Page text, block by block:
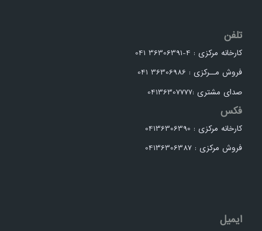
تلفن
کارخانه مرکزی : 4-36306391 041
فروش مــرکزی : 36306986 041
صدای مشتری :04136307777
فکس
کارخانه مرکزی : 04136306390
فروش مرکزی : 04136306387
ایمیل